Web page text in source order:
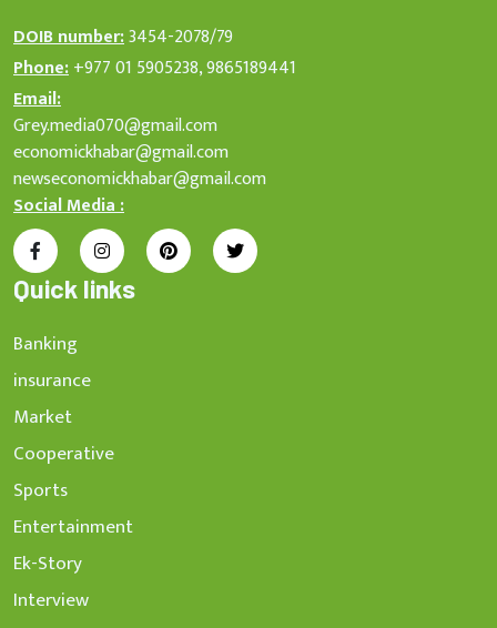
DOIB number:3454-2078/79
Phone:+977 01 5905238, 9865189441
Email:
Grey.media070@gmail.com
economickhabar@gmail.com
newseconomickhabar@gmail.com
Social Media :
Quick links
Banking
insurance
Market
Cooperative
Sports
Entertainment
Ek-Story
Interview